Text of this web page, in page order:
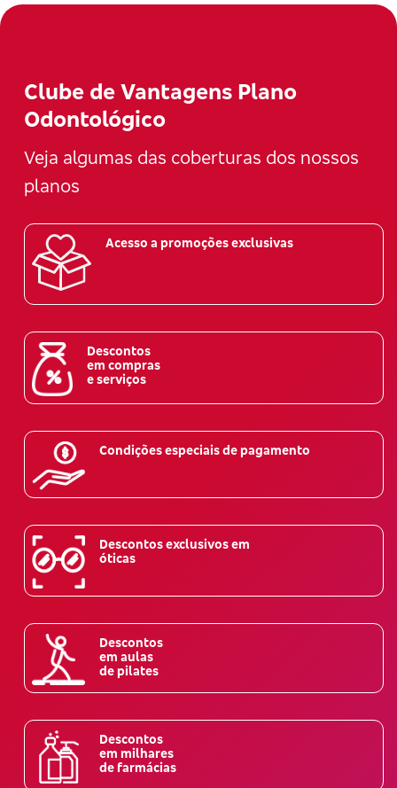
Clube de Vantagens Plano
Odontológico
Veja algumas das coberturas dos nossos
planos
Acesso a promoções exclusivas
Descontos
em compras
e serviços
Condições especiais de pagamento
Descontos exclusivos em
óticas
Descontos
em aulas
de pilates
Descontos
em milhares
de farmácias